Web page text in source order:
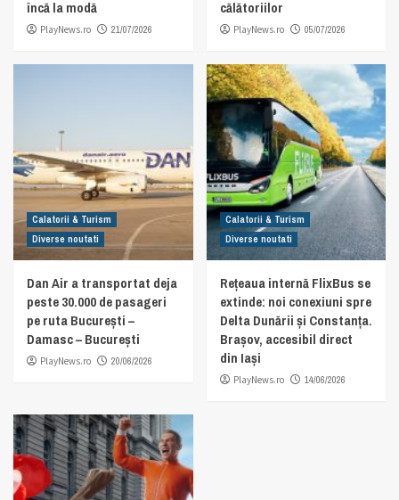
încă la modă
PlayNews.ro 21/07/2026
călătoriilor
PlayNews.ro 05/07/2026
Calatorii & Turism
Diverse noutati
Dan Air a transportat deja
peste 30.000 de pasageri
pe ruta București –
Damasc – București
PlayNews.ro 20/06/2026
Calatorii & Turism
Diverse noutati
Rețeaua internă FlixBus se
extinde: noi conexiuni spre
Delta Dunării și Constanța.
Brașov, accesibil direct
din Iași
PlayNews.ro 14/06/2026